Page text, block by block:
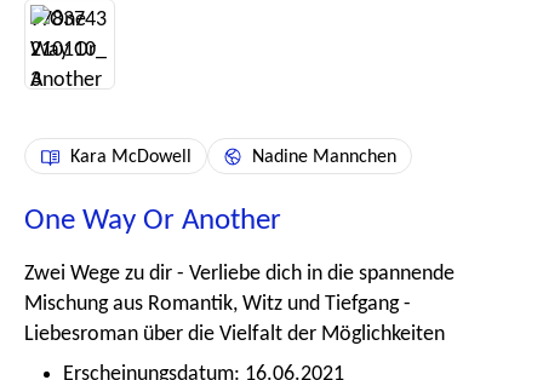
Kara McDowell Nadine Mannchen
One Way Or Another
Zwei Wege zu dir - Verliebe dich in die spannende
Mischung aus Romantik, Witz und Tiefgang -
Liebesroman über die Vielfalt der Möglichkeiten
Erscheinungsdatum: 16.06.2021